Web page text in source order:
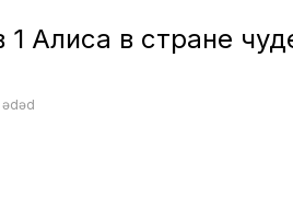
Алиса в стране